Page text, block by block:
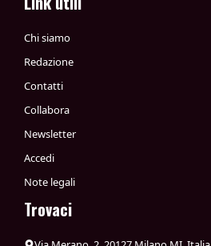
Chi siamo
Redazione
Contatti
Collabora
Newsletter
Accedi
Note legali
Trovaci